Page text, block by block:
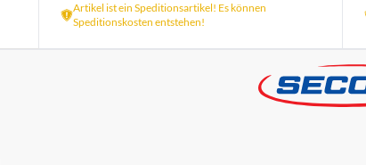
Artikel ist ein Speditionsartikel! Es können
Speditionskosten entstehen!